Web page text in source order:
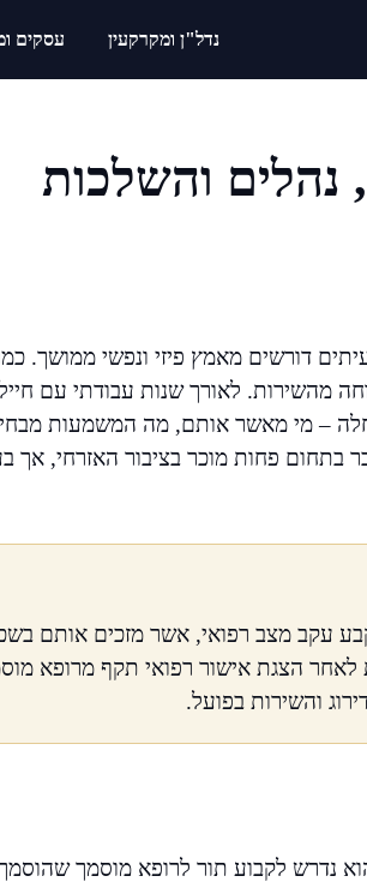
נדל"ן ומקרקעין עסקים
נהלים והשלכות
דורשים מאמץ פיזי ונפשי ממושך.
מהשירות. לאורך שנות עבודתי עם
– מי מאשר אותם, מה המשמעות
בתחום פחות מוכר בציבור האזרחי, אך
עקב מצב רפואי, אשר מזכים אותם
לאחר הצגת אישור רפואי תקף מרופא
והשירות בפועל.
נדרש לקבוע תור לרופא מוסמך